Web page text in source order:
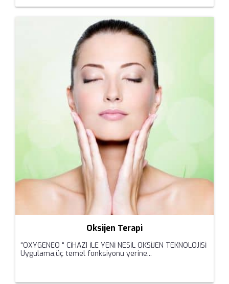
Oksijen Terapi
“OXYGENEO “ CİHAZI İLE YENİ NESİL OKSİJEN TEKNOLOJİSİ
Uygulama,üç temel fonksiyonu yerine...